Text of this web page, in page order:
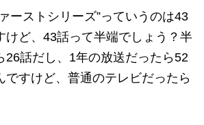
ーストシリーズ”っていうのは43
けど、43話って半端でしょう？半
26話だし、1年の放送だったら52
ですけど、普通のテレビだったら